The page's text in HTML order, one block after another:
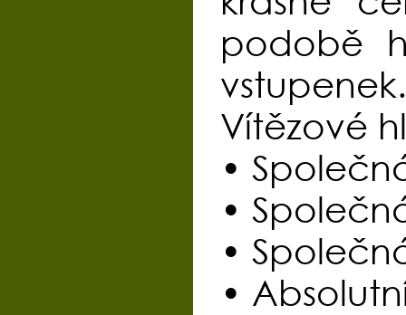
podobě
vstupenek.
Vítězové
•
•
•
•